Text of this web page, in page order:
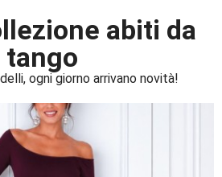
abiti da
tango
ogni giorno arrivano novità!